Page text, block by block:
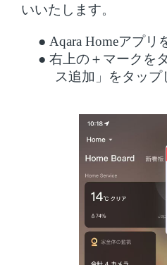
いいたします。
● Aqara Homeアプリ
● 右上の＋マークを
ス追加」をタップ